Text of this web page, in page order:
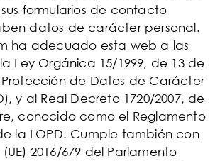
formularios de contacto
datos de carácter personal.
ha adecuado esta web a las
Ley Orgánica 15/1999, de 13 de
de Datos de Carácter
y al Real Decreto 1720/2007, de
conocido como el Reglamento
la LOPD. Cumple también con
2016/679 del Parlamento